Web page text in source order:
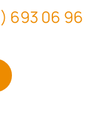
693 06 96